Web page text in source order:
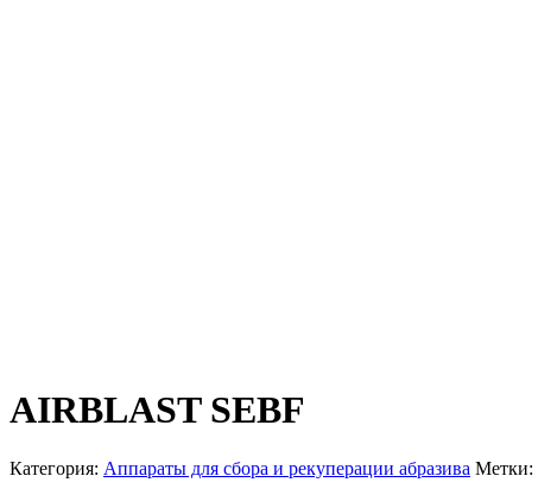
AIRBLAST SEBF
Категория: Аппараты для сбора и рекуперации абразива Метки: